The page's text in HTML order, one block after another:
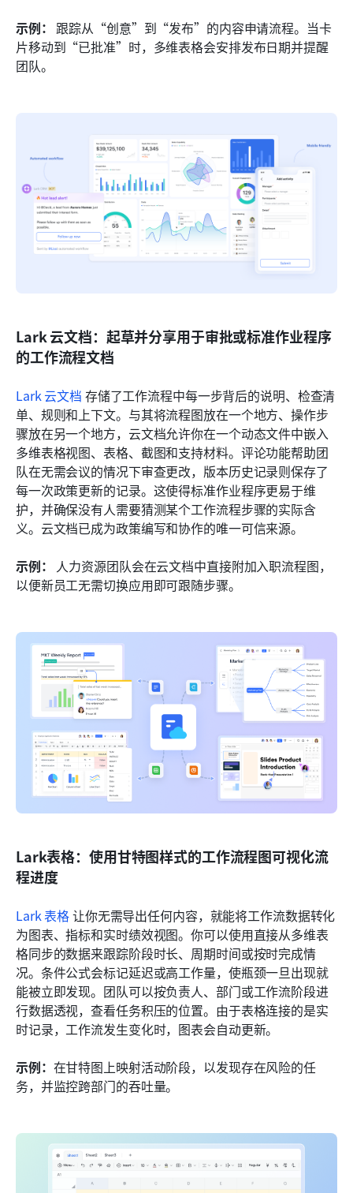
示例： 跟踪从“创意”到“发布”的内容申请流程。当卡
片移动到“已批准”时，多维表格会安排发布日期并提醒
团队。
Lark 云文档：起草并分享用于审批或标准作业程序
的工作流程文档
Lark 云文档 存储了工作流程中每一步背后的说明、检查清
单、规则和上下文。与其将流程图放在一个地方、操作步
骤放在另一个地方，云文档允许你在一个动态文件中嵌入
多维表格视图、表格、截图和支持材料。评论功能帮助团
队在无需会议的情况下审查更改，版本历史记录则保存了
每一次政策更新的记录。这使得标准作业程序更易于维
护，并确保没有人需要猜测某个工作流程步骤的实际含
义。云文档已成为政策编写和协作的唯一可信来源。
示例：
人力资源团队会在云文档中直接附加入职流程图，
以便新员工无需切换应用即可跟随步骤。
Lark表格：使用甘特图样式的工作流程图可视化流
程进度
Lark 表格 让你无需导出任何内容，就能将工作流数据转化
为图表、指标和实时绩效视图。你可以使用直接从多维表
格同步的数据来跟踪阶段时长、周期时间或按时完成情
况。条件公式会标记延迟或高工作量，使瓶颈一旦出现就
能被立即发现。团队可以按负责人、部门或工作流阶段进
行数据透视，查看任务积压的位置。由于表格连接的是实
时记录，工作流发生变化时，图表会自动更新。
示例： 在甘特图上映射活动阶段，以发现存在风险的任
务，并监控跨部门的吞吐量。